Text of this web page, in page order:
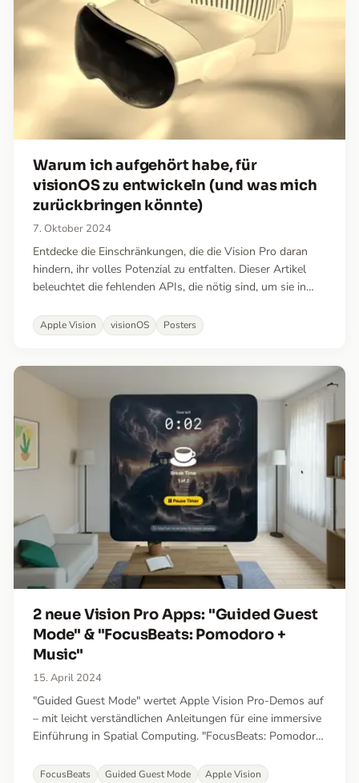
Warum ich aufgehört habe, für
visionOS zu entwickeln (und was mich
zurückbringen könnte)
7. Oktober 2024
Entdecke die Einschränkungen, die die Vision Pro daran
hindern, ihr volles Potenzial zu entfalten. Dieser Artikel
beleuchtet die fehlenden APIs, die nötig sind, um sie in
diskutiert, was sich dafür ändern muss.
Apple Vision visionOS Posters
2 neue Vision Pro Apps: "Guided Guest
Mode" & "FocusBeats: Pomodoro +
Music"
15. April 2024
"Guided Guest Mode" wertet Apple Vision Pro-Demos auf
– mit leicht verständlichen Anleitungen für eine immersive
Einführung in Spatial Computing. "FocusBeats: Pomodoro
Pomodoro-Technik mit thematischer Musik, um den Fokus
FocusBeats Guided Guest Mode Apple Vision